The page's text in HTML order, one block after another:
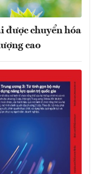
được chuyển hóa
cao